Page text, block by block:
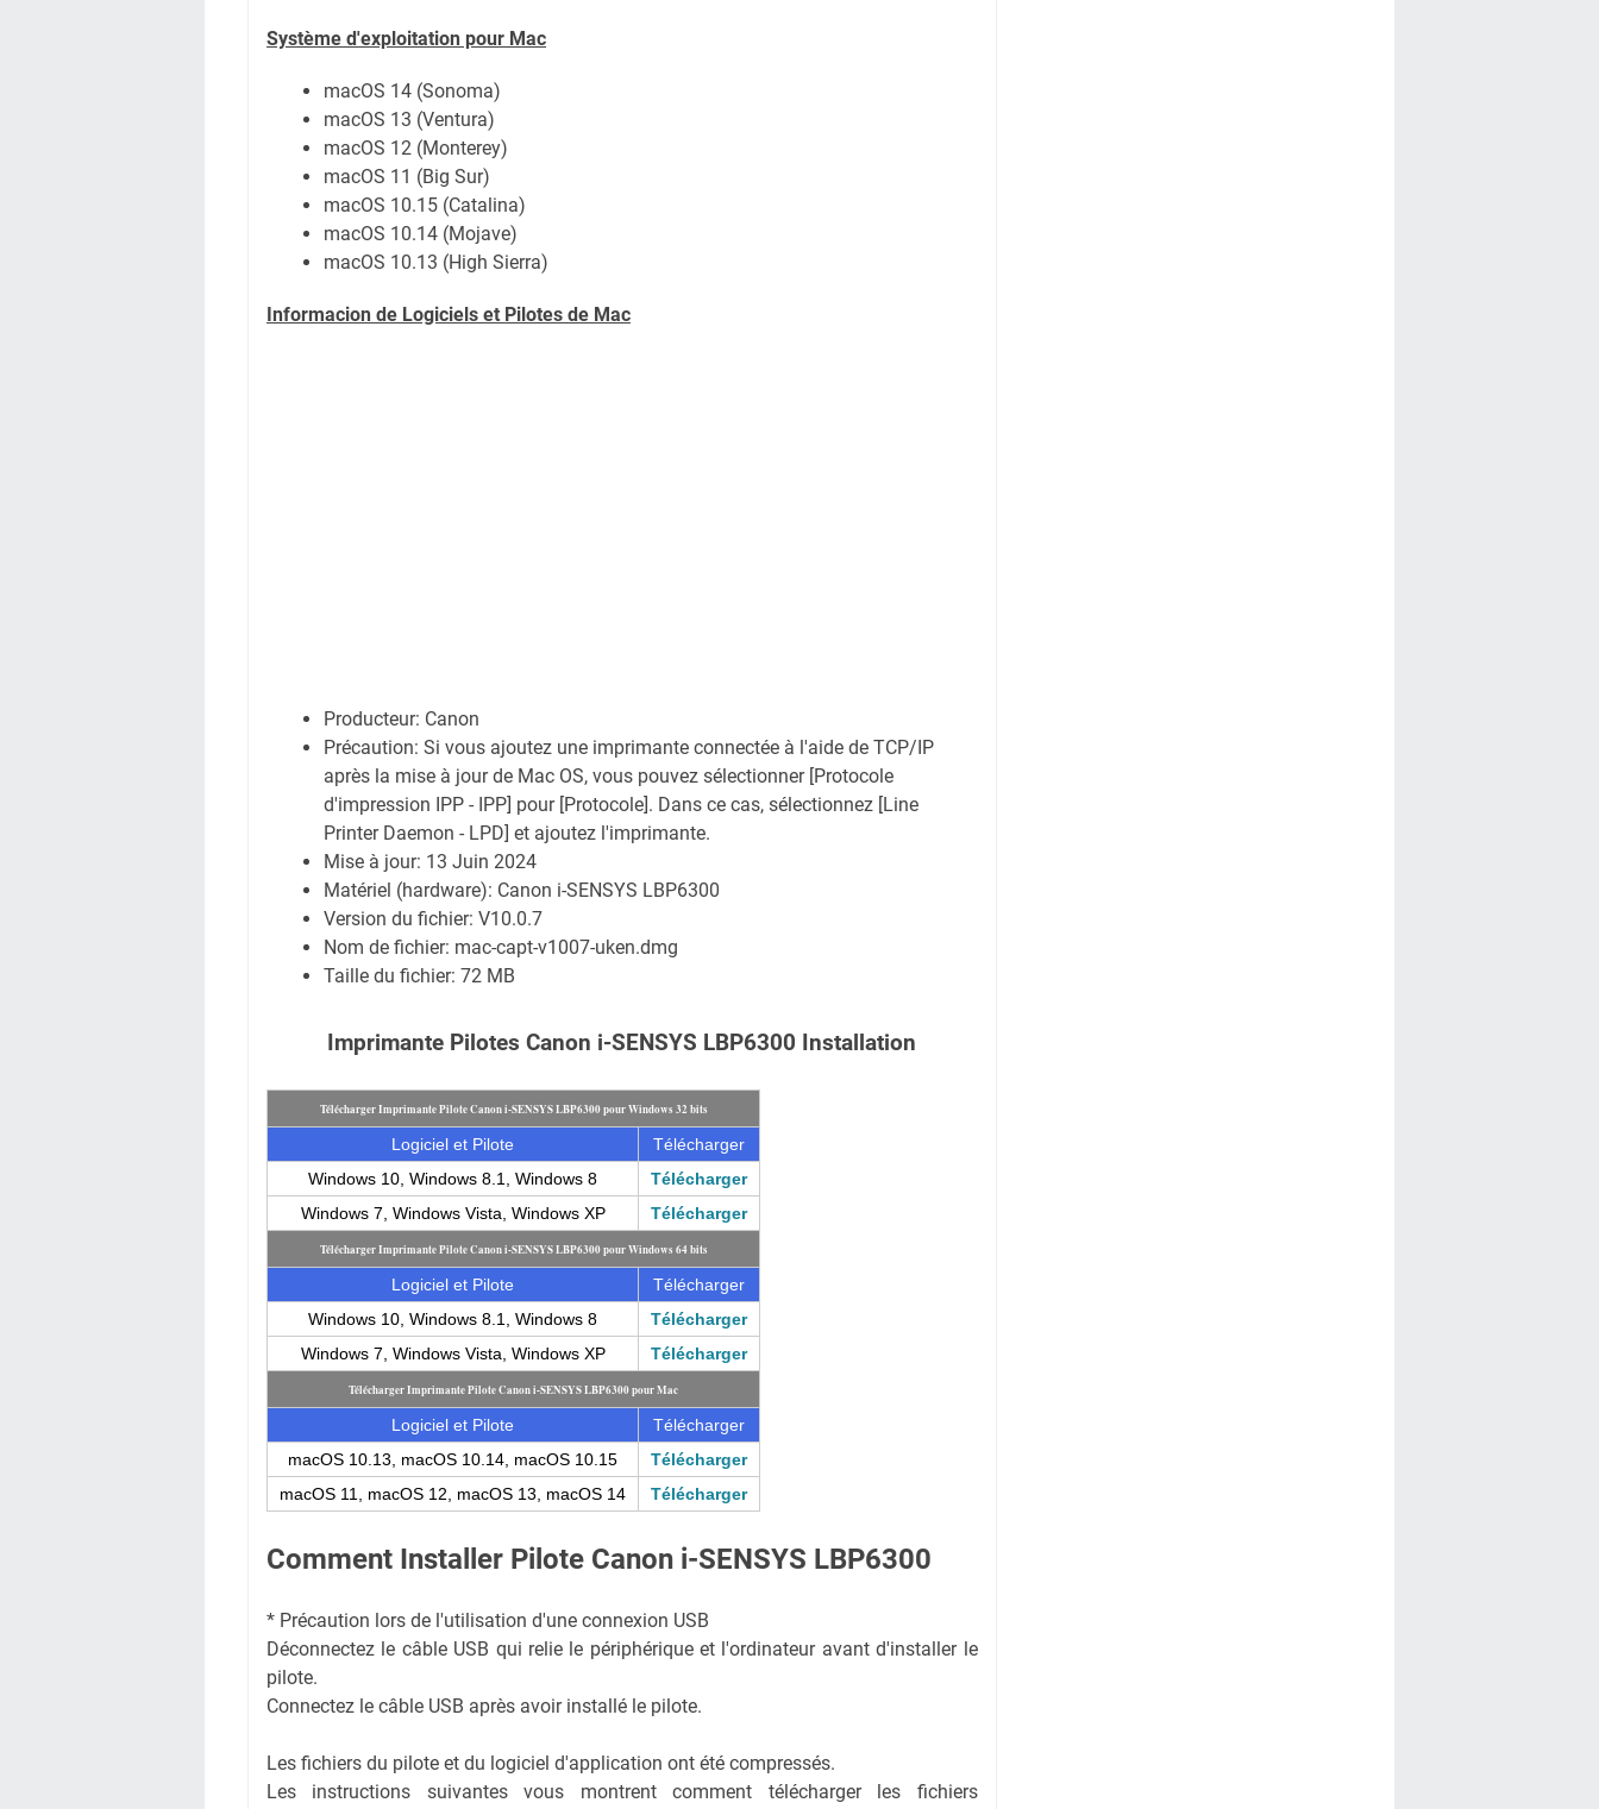
Système d'exploitation pour Mac
macOS 14 (Sonoma)
macOS 13 (Ventura)
macOS 12 (Monterey)
macOS 11 (Big Sur)
macOS 10.15 (Catalina)
macOS 10.14 (Mojave)
macOS 10.13 (High Sierra)
Informacion de Logiciels et Pilotes de Mac
Producteur: Canon
Précaution: Si vous ajoutez une imprimante connectée à l'aide de TCP/IP
après la mise à jour de Mac OS, vous pouvez sélectionner [Protocole
d'impression IPP - IPP] pour [Protocole]. Dans ce cas, sélectionnez [Line
Printer Daemon - LPD] et ajoutez l'imprimante.
Mise à jour: 13 Juin 2024
Matériel (hardware): Canon i-SENSYS LBP6300
Version du fichier: V10.0.7
Nom de fichier: mac-capt-v1007-uken.dmg
Taille du fichier: 72 MB
Imprimante Pilotes Canon i-SENSYS LBP6300 Installation
Télécharger Imprimante Pilote Canon i-SENSYS LBP6300 pour Windows 32 bits
Logiciel et Pilote
Télécharger
Windows 10, Windows 8.1, Windows 8
Télécharger
Windows 7, Windows Vista, Windows XP
Télécharger
Télécharger Imprimante Pilote Canon i-SENSYS LBP6300 pour Windows 64 bits
Logiciel et Pilote
Télécharger
Windows 10, Windows 8.1, Windows 8
Télécharger
Windows 7, Windows Vista, Windows XP
Télécharger
Télécharger Imprimante Pilote Canon i-SENSYS LBP6300 pour Mac
Logiciel et Pilote
Télécharger
macOS 10.13, macOS 10.14, macOS 10.15
Télécharger
macOS 11, macOS 12, macOS 13, macOS 14
Télécharger
Comment Installer Pilote Canon i-SENSYS LBP6300
* Précaution lors de l'utilisation d'une connexion USB
Déconnectez le câble USB qui relie le périphérique et l'ordinateur avant d'installer le
pilote.
Connectez le câble USB après avoir installé le pilote.
Les fichiers du pilote et du logiciel d'application ont été compressés.
Les instructions suivantes vous montrent comment télécharger les fichiers